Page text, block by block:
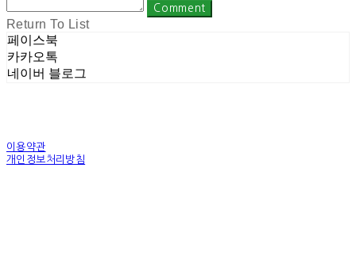
Comment
Return To List
페이스북
카카오톡
네이버 블로그
이용약관
개인정보처리방침